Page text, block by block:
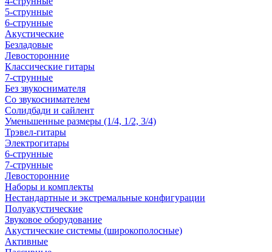
5-струнные
6-струнные
Акустические
Безладовые
Левосторонние
Классические гитары
7-струнные
Без звукоснимателя
Со звукоснимателем
Солидбади и сайлент
Уменьшенные размеры (1/4, 1/2, 3/4)
Трэвел-гитары
Электрогитары
6-струнные
7-струнные
Левосторонние
Наборы и комплекты
Нестандартные и экстремальные конфигурации
Полуакустические
Звуковое оборудование
Акустические системы (широкополосные)
Активные